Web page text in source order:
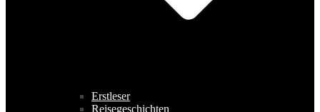
Erstleser
Reisegeschichten